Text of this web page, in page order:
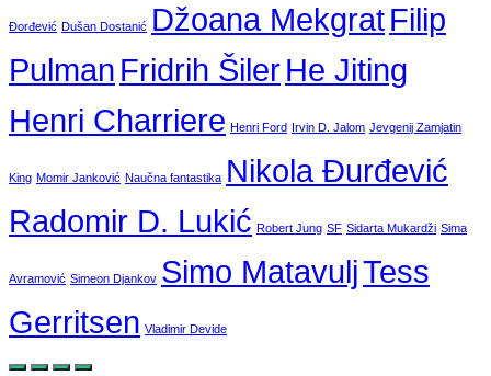
Đorđević Dušan Dostanić Džoana MekgratFilip
Pulman Fridrih ŠilerHe Jiting
Henri Charriere Henri Ford Irvin D. Jalom Jevgenij Zamjatin
King Momir Janković Naučna fantastika Nikola Đurđević
Radomir D. Lukić Robert Jung SF Sidarta Mukardži Sima
Avramović Simeon Djankov Simo MatavuljTess
Gerritsen Vladimir Devide